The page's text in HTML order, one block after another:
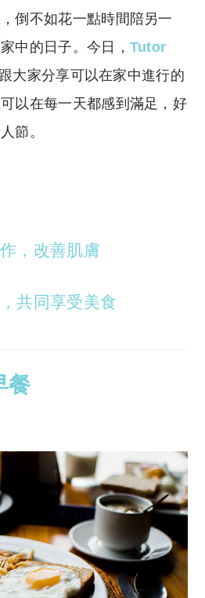
倒不如花一點時間陪另一
中的日子。今日， Tutor
大家分享可以在家中進行的
以在每一天都感到滿足，好
節。
，改善肌膚
共同享受美食
餐